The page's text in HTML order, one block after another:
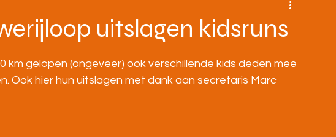
uitslagen kidsruns
km gelopen (ongeveer) ook verschillende kids deden mee
Ook hier hun uitslagen met dank aan secretaris Marc